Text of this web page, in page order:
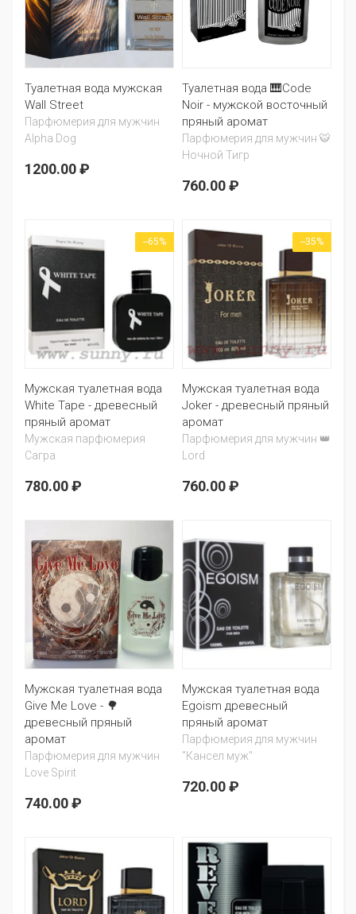
Туалетная вода мужская
Wall Street
Парфюмерия для мужчин
Alpha Dog
1200.00 ₽
Туалетная вода 🎹Code
Noir - мужской восточный
пряный аромат
Парфюмерия для мужчин 🐯
Ночной Тигр
760.00 ₽
--65%
Мужская туалетная вода
White Tape - древесный
пряный аромат
Мужская парфюмерия
Сагра
780.00 ₽
--35%
Мужская туалетная вода
Joker - древесный пряный
аромат
Парфюмерия для мужчин 👑
Lord
760.00 ₽
Мужская туалетная вода
Give Me Love - 🌳
древесный пряный
аромат
Парфюмерия для мужчин
Love Spirit
740.00 ₽
Мужская туалетная вода
Egoism древесный
пряный аромат
Парфюмерия для мужчин
"Кансел муж"
720.00 ₽